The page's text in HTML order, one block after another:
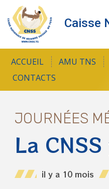
Caisse
ACCUEIL AMU TNS
CONTACTS
JOURNÉES
La
il y a 10 mois